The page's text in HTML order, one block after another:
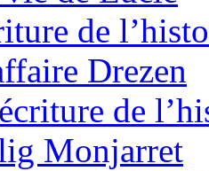
de
Drezen
de
Monjarret